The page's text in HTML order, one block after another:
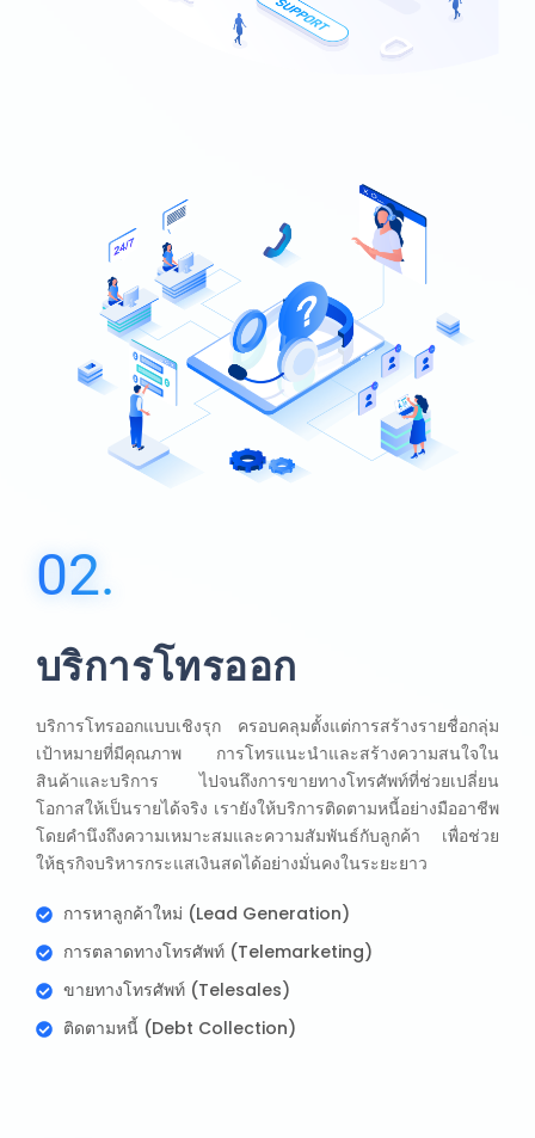
02.
บริการโทรออก
บริการโทรออกแบบเชิงรุก ครอบคลุมตั้งแต่การสร้างรายชื่อกลุ่ม
เป้าหมายที่มีคุณภาพ การโทรแนะนำและสร้างความสนใจใน
สินค้าและบริการ ไปจนถึงการขายทางโทรศัพท์ที่ช่วยเปลี่ยน
โอกาสให้เป็นรายได้จริง เรายังให้บริการติดตามหนี้อย่างมืออาชีพ
โดยคำนึงถึงความเหมาะสมและความสัมพันธ์กับลูกค้า เพื่อช่วย
ให้ธุรกิจบริหารกระแสเงินสดได้อย่างมั่นคงในระยะยาว
การหาลูกค้าใหม่ (Lead Generation)
การตลาดทางโทรศัพท์ (Telemarketing)
ขายทางโทรศัพท์ (Telesales)
ติดตามหนี้ (Debt Collection)